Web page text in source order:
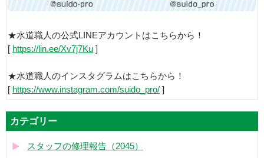
★水道職人の公式LINEアカウントはこちらから！
[ https://lin.ee/Xv7j7Ku ]
★水道職人のインスタグラムはこちらから！
[ https://www.instagram.com/suido_pro/ ]
カテゴリー
スタッフの修理報告（2045）